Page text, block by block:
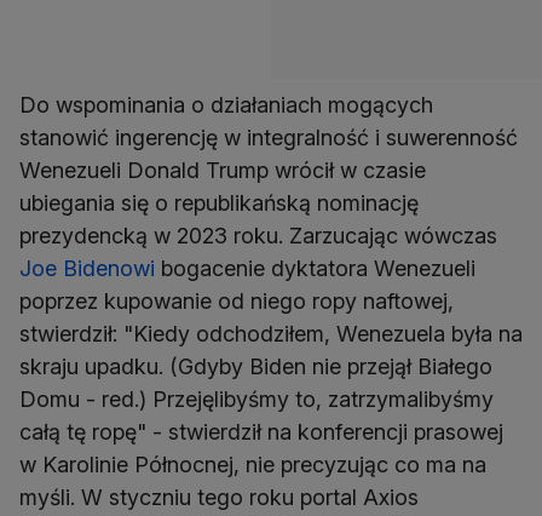
Do wspominania o działaniach mogących
stanowić ingerencję w integralność i suwerenność
Wenezueli Donald Trump wrócił w czasie
ubiegania się o republikańską nominację
prezydencką w 2023 roku. Zarzucając wówczas
Joe Bidenowi bogacenie dyktatora Wenezueli
poprzez kupowanie od niego ropy naftowej,
stwierdził: "Kiedy odchodziłem, Wenezuela była na
skraju upadku. (Gdyby Biden nie przejął Białego
Domu - red.) Przejęlibyśmy to, zatrzymalibyśmy
całą tę ropę" - stwierdził na konferencji prasowej
w Karolinie Północnej, nie precyzując co ma na
myśli. W styczniu tego roku portal Axios